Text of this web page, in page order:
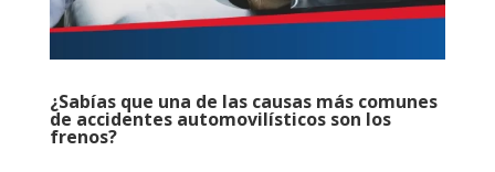
¿Sabías que una de las causas más comunes
de accidentes automovilísticos son los
frenos?